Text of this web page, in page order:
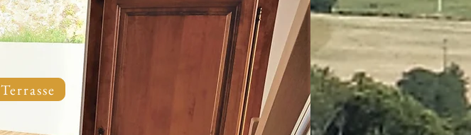
Terrasse